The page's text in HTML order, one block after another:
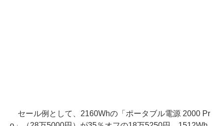
セール例として、2160Whの「ポータブル電源 2000 Pr